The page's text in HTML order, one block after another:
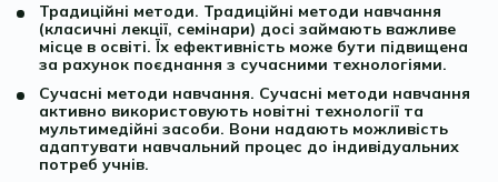
Традиційні методи. Традиційні методи навчання
(класичні лекції, семінари) досі займають важливе
місце в освіті. Їх ефективність може бути підвищена
за рахунок поєднання з сучасними технологіями.
Сучасні методи навчання. Сучасні методи навчання
активно використовують новітні технології та
мультимедійні засоби. Вони надають можливість
адаптувати навчальний процес до індивідуальних
потреб учнів.